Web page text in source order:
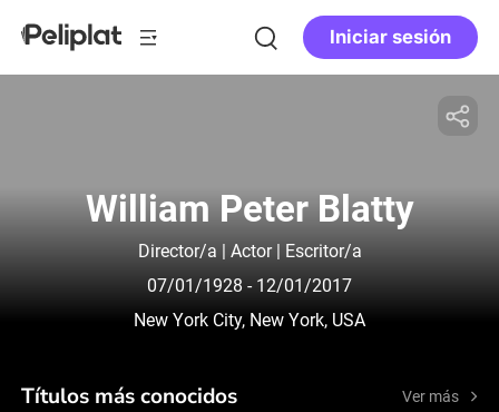
Iniciar sesión
William Peter Blatty
Director/a | Actor | Escritor/a
07/01/1928 - 12/01/2017
New York City, New York, USA
Títulos más conocidos Ver más